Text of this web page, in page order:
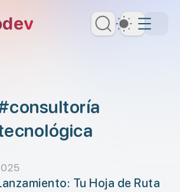
Dark
Tu Hoja de Ruta